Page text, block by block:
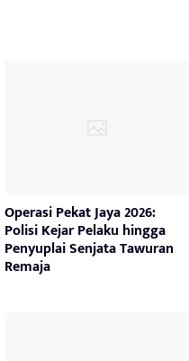
Operasi Pekat Jaya 2026:
Polisi Kejar Pelaku hingga
Penyuplai Senjata Tawuran
Remaja